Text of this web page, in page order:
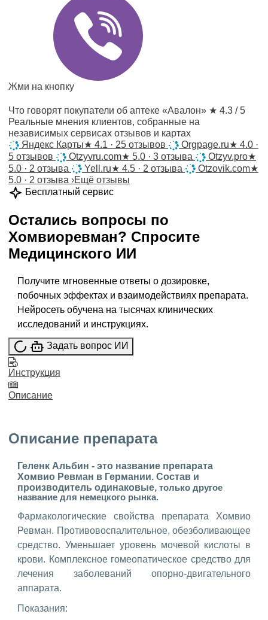
Жми на кнопку
Что говорят покупатели об аптеке «Авалон» ★ 4.3 / 5
Реальные мнения клиентов, собранные на
независимых сервисах отзывов и картах
Яндекс Карты★ 4.1 · 25 отзывов Orgpage.ru★ 4.0 ·
5 отзывов
Otzyvru.com★ 5.0 · 3 отзыва Otzyv.pro★
5.0 · 2 отзыва
Yell.ru★ 4.5 · 2 отзыва Otzovik.com★
5.0 · 2 отзыва ›Ещё отзывы
Бесплатный сервис
Остались вопросы по
Хомвиоревман? Спросите
Медицинского ИИ
Получите мгновенные ответы о дозировке,
побочных эффектах и взаимодействиях препарата.
Нейросеть обучена на тысячах клинических
исследований и инструкциях.
Задать вопрос ИИ
Инструкция
Описание
Описание препарата
Геленк Альбин - это название препарата
Хомвио Ревман в Германии. Состав и
производитель одинаковые, только другое
название для немецкого рынка.
Фармакологические свойства препарата Хомвио
Ревман. Противовоспалительное, обезболивающее
средство. Уменьшает уровень мочевой кислоты в
крови. Комплексное гомеопатическое средство для
лечения заболеваний опорно-двигательного
аппарата.
Показания: